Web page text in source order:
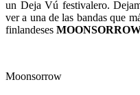
un Deja Vú festivalero.
ver a una de las bandas que
finlandeses
Moonsorrow